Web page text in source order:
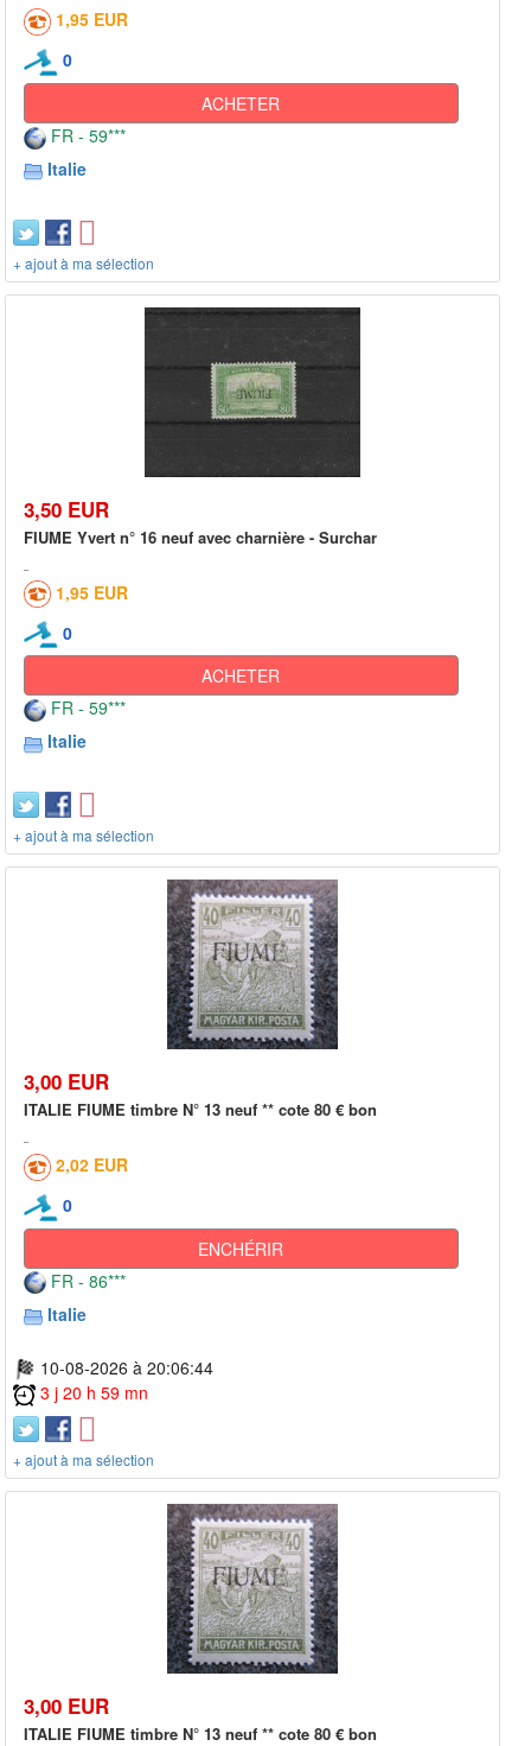
1,95 EUR
0
ACHETER
FR - 59***
Italie
+ ajout à ma sélection
3,50 EUR
FIUME Yvert n° 16 neuf avec charnière - Surchar
1,95 EUR
0
ACHETER
FR - 59***
Italie
+ ajout à ma sélection
3,00 EUR
ITALIE FIUME timbre N° 13 neuf ** cote 80 € bon
2,02 EUR
0
ENCHÉRIR
FR - 86***
Italie
10-08-2026 à 20:06:44
3 j 20 h 59 mn
+ ajout à ma sélection
3,00 EUR
ITALIE FIUME timbre N° 13 neuf ** cote 80 € bon